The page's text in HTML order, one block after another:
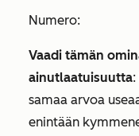
Numero:
Vaadi tämän
ainutlaatuisuutta
samaa arvoa
enintään